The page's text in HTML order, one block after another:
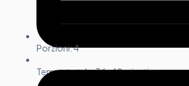
Tempo totale: 36-40 minuti
Porzioni: 4